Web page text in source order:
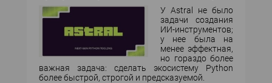
У Astral не было
задачи создания
ИИ-инструментов;
у нее была на
менее эффектная,
но гораздо более
важная задача: сделать экосистему Python
более быстрой, строгой и предсказуемой.